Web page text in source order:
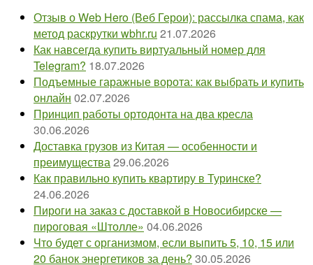
Отзыв о Web Hero (Веб Герои): рассылка спама, как
метод раскрутки wbhr.ru 21.07.2026
Как навсегда купить виртуальный номер для
Telegram? 18.07.2026
Подъемные гаражные ворота: как выбрать и купить
онлайн 02.07.2026
Принцип работы ортодонта на два кресла
30.06.2026
Доставка грузов из Китая — особенности и
преимущества29.06.2026
Как правильно купить квартиру в Туринске?
24.06.2026
Пироги на заказ с доставкой в Новосибирске —
пироговая «Штолле» 04.06.2026
Что будет с организмом, если выпить 5, 10, 15 или
20 банок энергетиков за день? 30.05.2026